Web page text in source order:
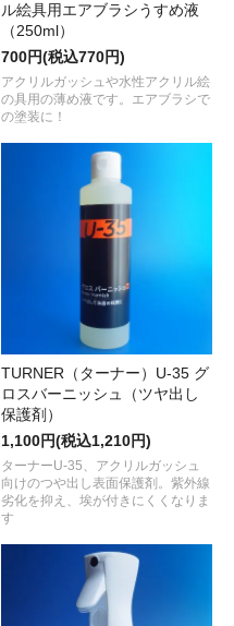
ル絵具用エアブラシうすめ液
（250ml）
700円(税込770円)
アクリルガッシュや水性アクリル絵
の具用の薄め液です。エアブラシで
の塗装に！
TURNER（ターナー）U-35 グ
ロスバーニッシュ（ツヤ出し
保護剤）
1,100円(税込1,210円)
ターナーU-35、アクリルガッシュ
向けのつや出し表面保護剤。紫外線
劣化を抑え、埃が付きにくくなりま
す